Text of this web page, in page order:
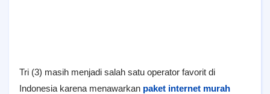
Tri (3) masih menjadi salah satu operator favorit di
Indonesia karena menawarkan paket internet murah